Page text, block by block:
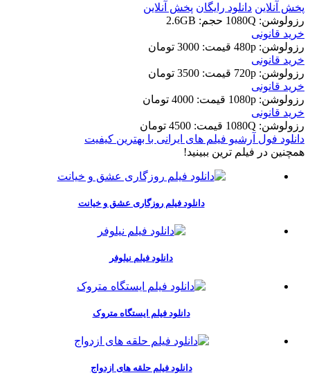
پخش آنلاین دانلود رایگان پخش آنلاین
رزولوشن: 1080Q
حجم: 2.6GB
خرید قانونی
رزولوشن: 480p
قيمت: 3000 تومان
خرید قانونی
رزولوشن: 720p
قيمت: 3500 تومان
خرید قانونی
رزولوشن: 1080p
قيمت: 4000 تومان
خرید قانونی
رزولوشن: 1080Q
قيمت: 4500 تومان
دانلود فول آرشیو فیلم های ایرانی با بهترین کیفیت
همچنين در فيلم ترين ببينيد!
دانلود فیلم روزگاری عشق و خیانت
دانلود فیلم نیلوفر
دانلود فیلم ایستگاه متروک
دانلود فیلم حلقه های ازدواج